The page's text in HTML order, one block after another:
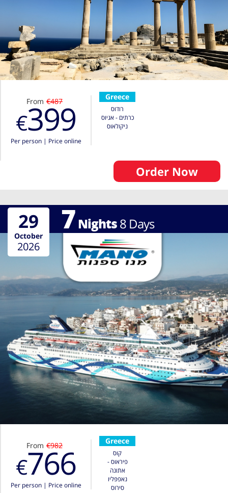
Greece
רודוס
כרתים - אגיוס
ניקולאוס
From €487
€399
Per person| Price online
Order Now
7Nights8 Days
29
October
2026
Greece
קוס
פיראוס -
אתונה
נאפפּליו
סירוס
From €982
€766
Per person| Price online